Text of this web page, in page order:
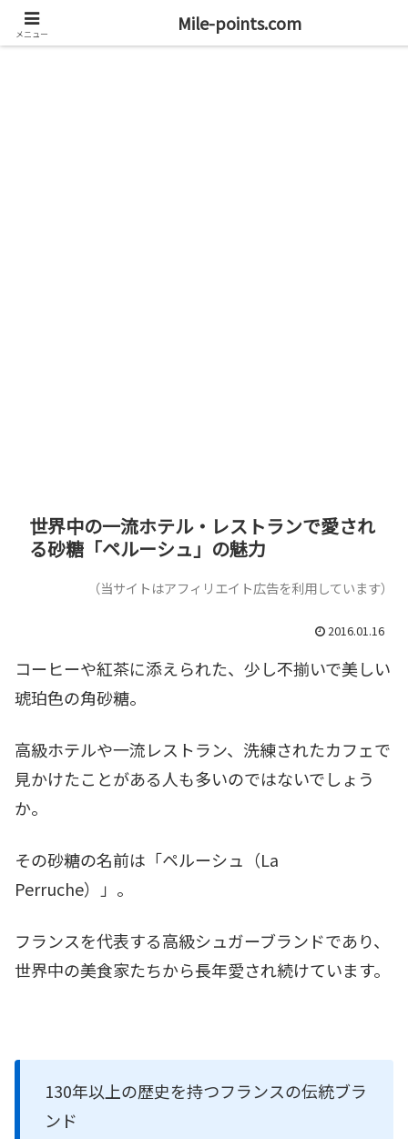
資産1億円を目指すブログと旅
世界中の一流ホテル・レストランで愛され
る砂糖「ペルーシュ」の魅力
（当サイトはアフィリエイト広告を利用しています）
2016.01.16
コーヒーや紅茶に添えられた、少し不揃いで美しい
琥珀色の角砂糖。
高級ホテルや一流レストラン、洗練されたカフェで
見かけたことがある人も多いのではないでしょう
か。
その砂糖の名前は「ペルーシュ（La
Perruche）」。
フランスを代表する高級シュガーブランドであり、
世界中の美食家たちから長年愛され続けています。
130年以上の歴史を持つフランスの伝統ブラ
ンド
メニュー Mile-points.com